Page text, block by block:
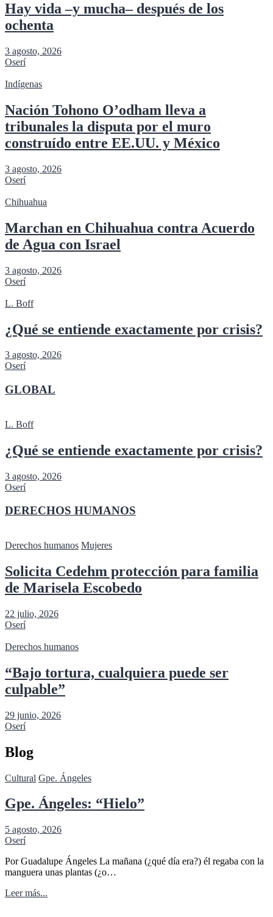
Hay vida –y mucha– después de los
ochenta
3 agosto, 2026
Oserí
Indígenas
Nación Tohono O’odham lleva a
tribunales la disputa por el muro
construído entre EE.UU. y México
3 agosto, 2026
Oserí
Chihuahua
Marchan en Chihuahua contra Acuerdo
de Agua con Israel
3 agosto, 2026
Oserí
L. Boff
¿Qué se entiende exactamente por crisis?
3 agosto, 2026
Oserí
GLOBAL
L. Boff
¿Qué se entiende exactamente por crisis?
3 agosto, 2026
Oserí
DERECHOS HUMANOS
Derechos humanos Mujeres
Solicita Cedehm protección para familia
de Marisela Escobedo
22 julio, 2026
Oserí
Derechos humanos
“Bajo tortura, cualquiera puede ser
culpable”
29 junio, 2026
Oserí
Blog
Cultural Gpe. Ángeles
Gpe. Ángeles: “Hielo”
5 agosto, 2026
Oserí
Por Guadalupe Ángeles La mañana (¿qué día era?) él regaba con la
manguera unas plantas (¿o…
Leer más...